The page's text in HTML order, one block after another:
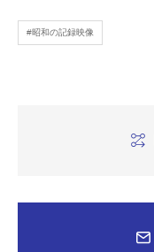
#昭和の記録映像